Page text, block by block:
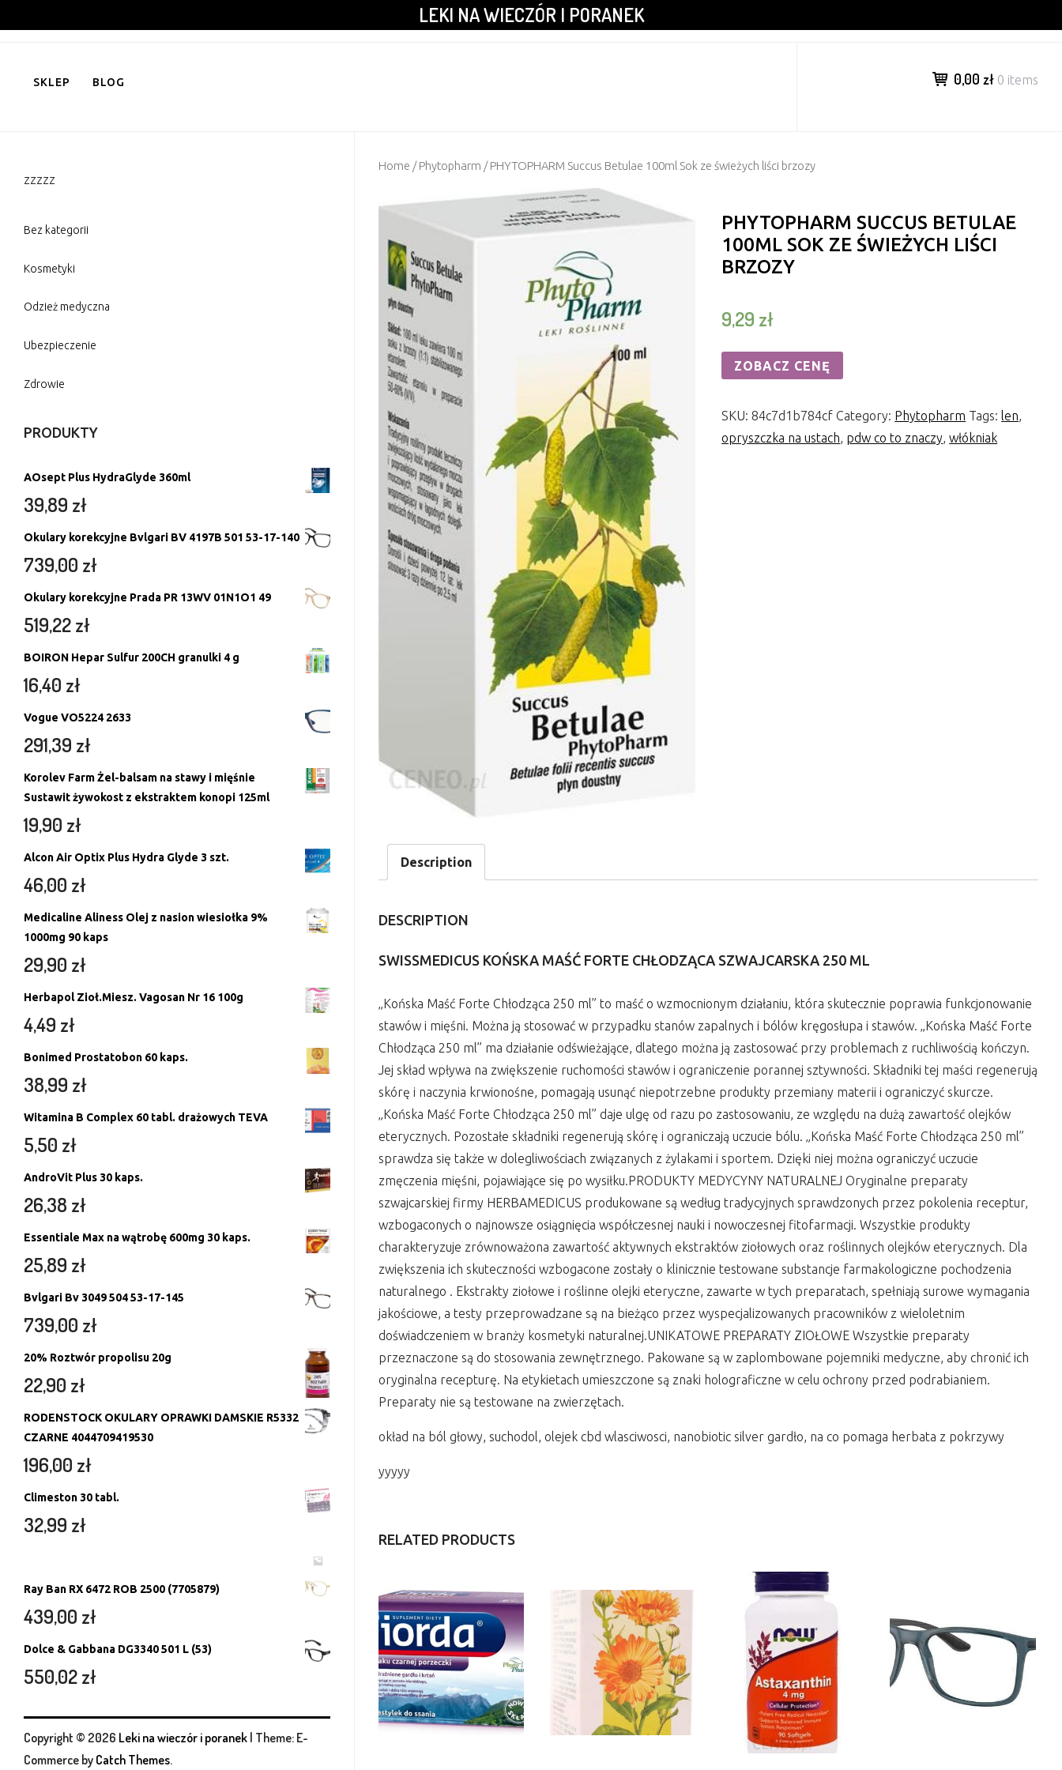
to
LEKI NA WIECZÓR I PORANEK
SKLEP BLOG 0,00 zł 0 items
Home /Phytopharm / PHYTOPHARM Succus Betulae 100ml Sok ze świeżych liści brzozy
PHYTOPHARM SUCCUS BETULAE
100ML SOK ZE ŚWIEŻYCH LIŚCI
BRZOZY
9,29 zł
ZOBACZ CENĘ
SKU: 84c7d1b784cf Category: Phytopharm Tags:len,
opryszczka na ustach, pdw co to znaczy,włókniak
Description
DESCRIPTION
SWISSMEDICUS KOŃSKA MAŚĆ FORTE CHŁODZĄCA SZWAJCARSKA 250 ML
„Końska Maść Forte Chłodząca 250 ml” to maść o wzmocnionym działaniu, która skutecznie poprawia funkcjonowanie
stawów i mięśni. Można ją stosować w przypadku stanów zapalnych i bólów kręgosłupa i stawów. „Końska Maść Forte
Chłodząca 250 ml” ma działanie odświeżające, dlatego można ją zastosować przy problemach z ruchliwością kończyn.
Jej skład wpływa na zwiększenie ruchomości stawów i ograniczenie porannej sztywności. Składniki tej maści regenerują
skórę i naczynia krwionośne, pomagają usunąć niepotrzebne produkty przemiany materii i ograniczyć skurcze.
„Końska Maść Forte Chłodząca 250 ml” daje ulgę od razu po zastosowaniu, ze względu na dużą zawartość olejków
eterycznych. Pozostałe składniki regenerują skórę i ograniczają uczucie bólu. „Końska Maść Forte Chłodząca 250 ml”
sprawdza się także w dolegliwościach związanych z żylakami i sportem. Dzięki niej można ograniczyć uczucie
zmęczenia mięśni, pojawiające się po wysiłku.PRODUKTY MEDYCYNY NATURALNEJ Oryginalne preparaty
szwajcarskiej firmy HERBAMEDICUS produkowane są według tradycyjnych sprawdzonych przez pokolenia receptur,
wzbogaconych o najnowsze osiągnięcia współczesnej nauki i nowoczesnej fitofarmacji. Wszystkie produkty
charakteryzuje zrównoważona zawartość aktywnych ekstraktów ziołowych oraz roślinnych olejków eterycznych. Dla
zwiększenia ich skuteczności wzbogacone zostały o klinicznie testowane substancje farmakologiczne pochodzenia
naturalnego . Ekstrakty ziołowe i roślinne olejki eteryczne, zawarte w tych preparatach, spełniają surowe wymagania
jakościowe, a testy przeprowadzane są na bieżąco przez wyspecjalizowanych pracowników z wieloletnim
doświadczeniem w branży kosmetyki naturalnej.UNIKATOWE PREPARATY ZIOŁOWE Wszystkie preparaty
przeznaczone są do stosowania zewnętrznego. Pakowane są w zaplombowane pojemniki medyczne, aby chronić ich
oryginalna recepturę. Na etykietach umieszczone są znaki holograficzne w celu ochrony przed podrabianiem.
Preparaty nie są testowane na zwierzętach.
okład na ból głowy, suchodol, olejek cbd wlasciwosci, nanobiotic silver gardło, na co pomaga herbata z pokrzywy
yyyyy
RELATED PRODUCTS
zzzzz
Bez kategorii
Kosmetyki
Odzież medyczna
Ubezpieczenie
Zdrowie
PRODUKTY
AOsept Plus HydraGlyde 360ml
39,89 zł
Okulary korekcyjne Bvlgari BV 4197B 501 53-17-140
739,00 zł
Okulary korekcyjne Prada PR 13WV 01N1O1 49
519,22zł
BOIRON Hepar Sulfur 200CH granulki 4 g
16,40 zł
Vogue VO5224 2633
291,39 zł
Korolev Farm Żel-balsam na stawy i mięśnie
Sustawit żywokost z ekstraktem konopi 125ml
19,90 zł
Alcon Air Optix Plus Hydra Glyde 3 szt.
46,00 zł
Medicaline Aliness Olej z nasion wiesiołka 9%
1000mg 90 kaps
29,90 zł
Herbapol Zioł.Miesz. Vagosan Nr 16 100g
4,49 zł
Bonimed Prostatobon 60 kaps.
38,99 zł
Witamina B Complex 60 tabl. drażowych TEVA
5,50 zł
AndroVit Plus 30 kaps.
26,38 zł
Essentiale Max na wątrobę 600mg 30 kaps.
25,89 zł
Bvlgari Bv 3049 504 53-17-145
739,00 zł
20% Roztwór propolisu 20g
22,90 zł
RODENSTOCK OKULARY OPRAWKI DAMSKIE R5332
CZARNE 4044709419530
196,00 zł
Climeston 30 tabl.
32,99 zł
Ray Ban RX 6472 ROB 2500 (7705879)
439,00 zł
Dolce & Gabbana DG3340 501 L (53)
550,02zł
Copyright © 2026 Leki na wieczór i poranek | Theme: E-
Commerce by Catch Themes.